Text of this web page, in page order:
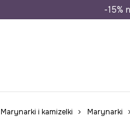
Wysyłka
-15%
Marynarki i kamizelki Marynarki